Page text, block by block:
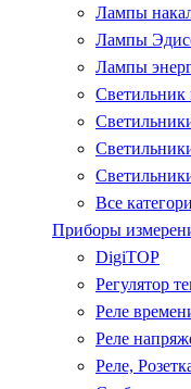
Лампы
Лампы
Лампы
Все
Приборы
DigiTOP
Регулятор
Реле
Реле
Реле,